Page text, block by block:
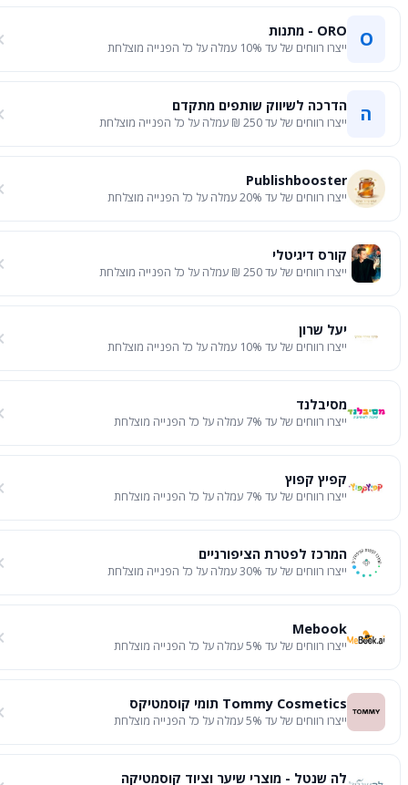
ORO - מתנות
ייצרו רווחים של עד 10% עמלה על כל הפנייה מוצלחת
הדרכה לשיווק שותפים מתקדם
ייצרו רווחים של עד 250 ₪ עמלה על כל הפנייה מוצלחת
Publishbooster
ייצרו רווחים של עד 20% עמלה על כל הפנייה מוצלחת
קורס דיגיטלי
ייצרו רווחים של עד 250 ₪ עמלה על כל הפנייה מוצלחת
יעל שרון
ייצרו רווחים של עד 10% עמלה על כל הפנייה מוצלחת
מסיבלנד
ייצרו רווחים של עד 7% עמלה על כל הפנייה מוצלחת
קפיץ קפוץ
ייצרו רווחים של עד 7% עמלה על כל הפנייה מוצלחת
המרכז לפטרת הציפורניים
ייצרו רווחים של עד 30% עמלה על כל הפנייה מוצלחת
Mebook
ייצרו רווחים של עד 5% עמלה על כל הפנייה מוצלחת
Tommy Cosmetics תומי קוסמטיקס
ייצרו רווחים של עד 5% עמלה על כל הפנייה מוצלחת
לה שנטל - מוצרי שיער וציוד קוסמטיקה